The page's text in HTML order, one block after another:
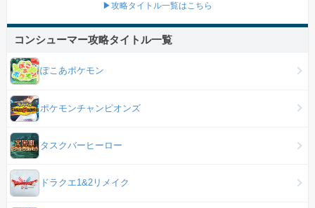
▶攻略タイトル一覧はこちら
コンシューマー攻略タイトル一覧
ぽこあポケモン
ポケモンチャンピオンズ
タスクバーヒーロー
ドラクエ1&2リメイク